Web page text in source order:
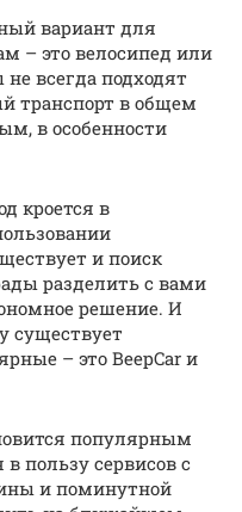
вариант для
– это велосипед или
всегда подходят
транспорт в общем
в особенности
кроется в
и поиск
разделить с вами
решение. И
существует
– это BeepCar и
популярным
пользу сервисов с
и поминутной